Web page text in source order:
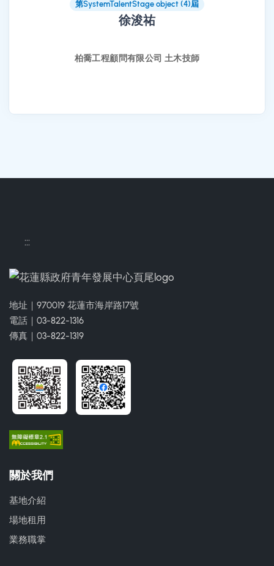
第SystemTalentStage object (4)屆
徐浚祐
柏喬工程顧問有限公司 土木技師
:::
地址｜970019 花蓮市海岸路17號
電話｜03-822-1316
傳真｜03-822-1319
關於我們
基地介紹
場地租用
業務職掌